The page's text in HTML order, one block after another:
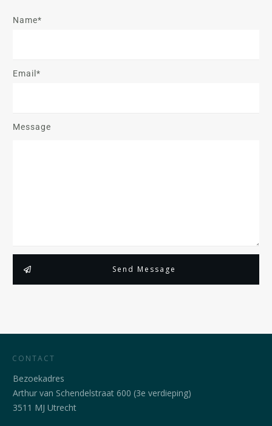
Name*
Email*
Message
Send Message
CONTACT
Bezoekadres
Arthur van Schendelstraat 600 (3e verdieping)
3511 MJ Utrecht